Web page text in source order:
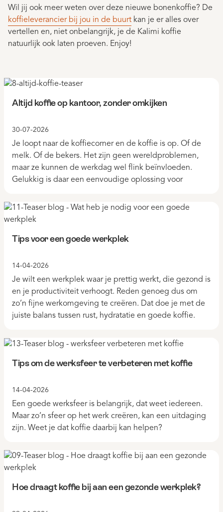
Wil jij ook meer weten over deze nieuwe bonenkoffie? De
koffieleverancier bij jou in de buurt kan je er alles over
vertellen en, niet onbelangrijk, je de Kalimi koffie
natuurlijk ook laten proeven. Enjoy!
Altijd koffie op kantoor, zonder omkijken
30-07-2026
Je loopt naar de koffiecorner en de koffie is op. Of de
melk. Of de bekers. Het zijn geen wereldproblemen,
maar ze kunnen de werkdag wel flink beïnvloeden.
Gelukkig is daar een eenvoudige oplossing voor
Tips voor een goede werkplek
14-04-2026
Je wilt een werkplek waar je prettig werkt, die gezond is
en je productiviteit verhoogt. Reden genoeg dus om
zo’n fijne werkomgeving te creëren. Dat doe je met de
juiste balans tussen rust, hydratatie en goede koffie.
Tips om de werksfeer te verbeteren met koffie
14-04-2026
Een goede werksfeer is belangrijk, dat weet iedereen.
Maar zo’n sfeer op het werk creëren, kan een uitdaging
zijn. Weet je dat koffie daarbij kan helpen?
Hoe draagt koffie bij aan een gezonde werkplek?